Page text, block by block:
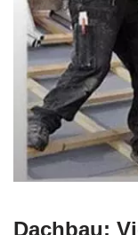
Dachbau: